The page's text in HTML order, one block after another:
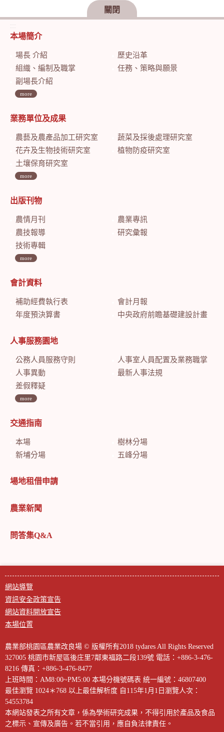
關閉
:::
本場簡介
場長 介紹
歷史沿革
組織、編制及職掌
任務、策略與願景
副場長介紹
more
業務單位及成果
農藝及農產品加工研究室
蔬菜及採後處理研究室
花卉及生物技術研究室
植物防疫研究室
土壤保育研究室
more
出版刊物
農情月刊
農業專訊
農技報導
研究彙報
技術專輯
more
會計資料
補助經費執行表
會計月報
年度預決算書
中央政府前瞻基礎建設計畫特別預算會計月報
人事服務園地
公務人員服務守則
人事室人員配置及業務職掌
人事異動
最新人事法規
差假釋疑
more
交通指南
本場
樹林分場
新埔分場
五峰分場
場地租借申請
農業新聞
問答集Q&A
網站導覽
資訊安全政策宣告
網站資料開放宣告
本場位置
農業部桃園區農業改良場 © 版權所有2018 tydares All Rights Reserved
327005 桃園市新屋區後庄里7鄰東福路二段139號 電話：+886-3-476-
8216 傳真：+886-3-476-8477
上班時間：AM8:00~PM5:00 本場分機號碼表 統一編號：46807400
最佳瀏覽 1024＊768 以上最佳解析度 自115年1月1日瀏覽人次：
54553784
本網站發表之所有文章，係為學術研究成果，不得引用於產品及食品
之標示、宣傳及廣告。若不當引用，應自負法律責任。